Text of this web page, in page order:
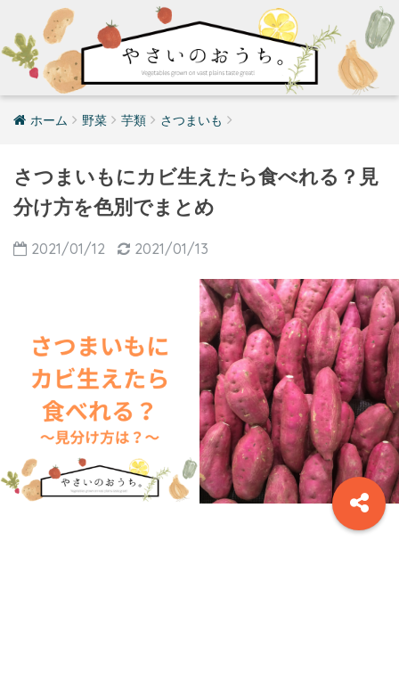
ホーム 野菜 芋類 さつまいも
さつまいもにカビ生えたら食べれる？見
分け方を色別でまとめ
2021/01/12 2021/01/13